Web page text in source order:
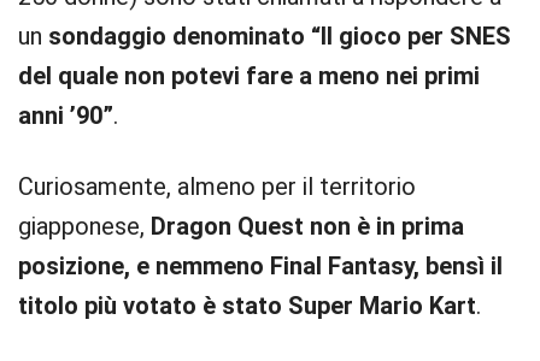
un sondaggio denominato “Il gioco per SNES
del quale non potevi fare a meno nei primi
anni ’90”.
Curiosamente, almeno per il territorio
giapponese, Dragon Quest non è in prima
posizione, e nemmeno Final Fantasy, bensì il
titolo più votato è stato Super Mario Kart.